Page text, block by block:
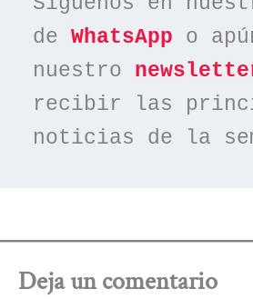
de WhatsApp o
nuestro
recibir las
noticias de la
Deja un comentario